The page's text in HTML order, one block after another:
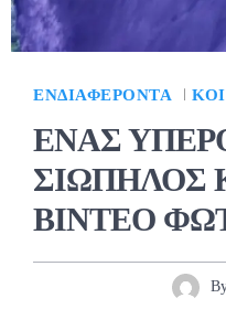
ΕΝΔΙΑΦΈΡΟΝΤΑ
ΕΝΑΣ
ΣΙΩΠΗΛΟΣ
ΒΙΝΤΕΟ